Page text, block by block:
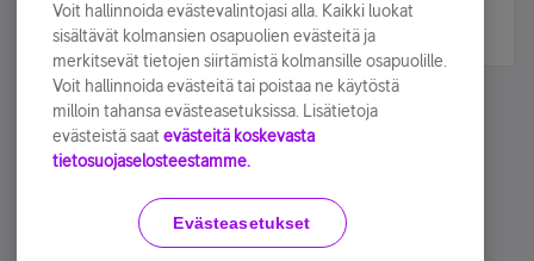
Tilaa nyt
Käyttöehdot Accessibility statement
Voit hallinnoida evästevalintojasi alla. Kaikki luokat
sisältävät kolmansien osapuolien evästeitä ja
merkitsevät tietojen siirtämistä kolmansille osapuolille.
Voit hallinnoida evästeitä tai poistaa ne käytöstä
milloin tahansa evästeasetuksissa. Lisätietoja
evästeistä saat evästeitä koskevasta
tietosuojaselosteestamme.
Evästeasetukset